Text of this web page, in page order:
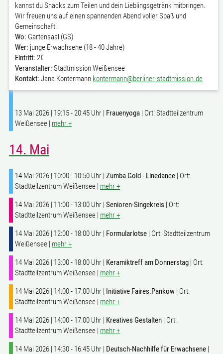
kannst du Snacks zum Teilen und dein Lieblingsgetränk mitbringen.
Wir freuen uns auf einen spannenden Abend voller Spaß und
Gemeinschaft!
Wo: Gartensaal (GS)
Wer: junge Erwachsene (18 - 40 Jahre)
Eintritt: 2€
Veranstalter: Stadtmission Weißensee
Kontakt: Jana Kontermann kontermann@berliner-stadtmission.de
13 Mai 2026 | 19:15 - 20:45 Uhr | Frauenyoga | Ort: Stadtteilzentrum
Weißensee | mehr +
14. Mai
14 Mai 2026 | 10:00 - 10:50 Uhr | Zumba Gold - Linedance | Ort:
Stadtteilzentrum Weißensee | mehr +
14 Mai 2026 | 11:00 - 13:00 Uhr | Senioren-Singekreis | Ort:
Stadtteilzentrum Weißensee | mehr +
14 Mai 2026 | 12:00 - 18:00 Uhr | Formularlotse | Ort: Stadtteilzentrum
Weißensee | mehr +
14 Mai 2026 | 13:00 - 18:00 Uhr | Keramiktreff am Donnerstag | Ort:
Stadtteilzentrum Weißensee | mehr +
14 Mai 2026 | 14:00 - 17:00 Uhr | Initiative Faires.Pankow | Ort:
Stadtteilzentrum Weißensee | mehr +
14 Mai 2026 | 14:00 - 17:00 Uhr | Kreatives Gestalten | Ort:
Stadtteilzentrum Weißensee | mehr +
14 Mai 2026 | 14:30 - 16:45 Uhr | Deutsch-Nachhilfe für Erwachsene |